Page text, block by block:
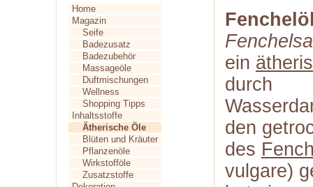
Home
Magazin
Seife
Badezusatz
Badezubehör
Massageöle
Duftmischungen
Wellness
Shopping Tipps
Inhaltsstoffe
Ätherische Öle
Blüten und Kräuter
Pflanzenöle
Wirkstofföle
Zusatzstoffe
ein
durch
den
des
vulgare)